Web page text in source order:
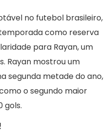
no futebol brasileiro,
como reserva
para Rayan, um
Rayan mostrou um
segunda metade do ano,
o segundo maior
gols.